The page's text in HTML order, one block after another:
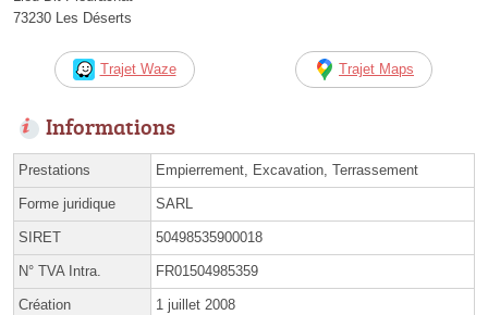
73230 Les Déserts
Trajet Waze Trajet Maps
Informations
Prestations Empierrement, Excavation, Terrassement
Forme juridique SARL
SIRET 50498535900018
N° TVA Intra. FR01504985359
Création 1 juillet 2008